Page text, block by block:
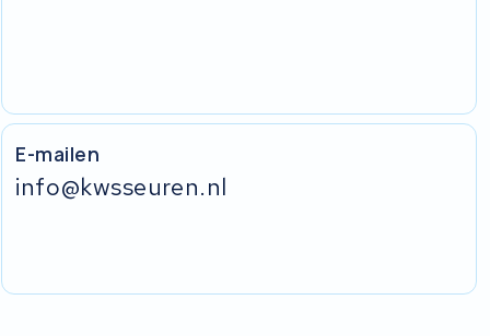
E-mailen
info@kwsseuren.nl